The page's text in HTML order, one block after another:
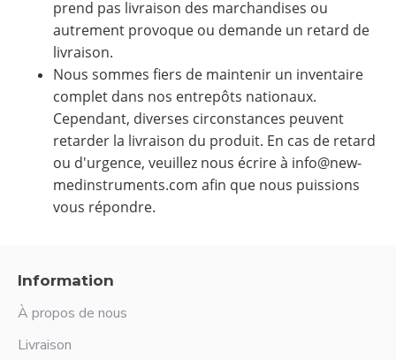
prend pas livraison des marchandises ou
autrement provoque ou demande un retard de
livraison.
Nous sommes fiers de maintenir un inventaire
complet dans nos entrepôts nationaux.
Cependant, diverses circonstances peuvent
retarder la livraison du produit. En cas de retard
ou d'urgence, veuillez nous écrire à info@new-
medinstruments.com afin que nous puissions
vous répondre.
Information
À propos de nous
Livraison